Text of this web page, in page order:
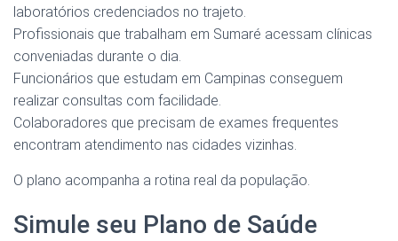
laboratórios credenciados no trajeto.
Profissionais que trabalham em Sumaré acessam clínicas
conveniadas durante o dia.
Funcionários que estudam em Campinas conseguem
realizar consultas com facilidade.
Colaboradores que precisam de exames frequentes
encontram atendimento nas cidades vizinhas.
O plano acompanha a rotina real da população.
Simule seu Plano de Saúde